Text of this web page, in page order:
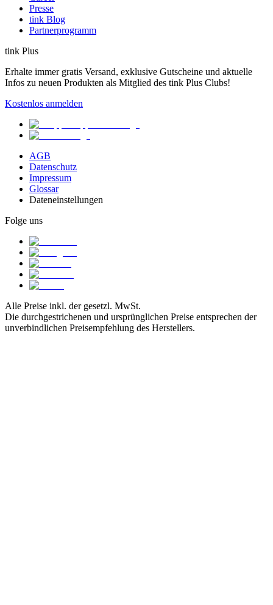
Presse
tink Blog
Partnerprogramm
tink Plus
Erhalte immer gratis Versand, exklusive Gutscheine und aktuelle
Infos zu neuen Produkten als Mitglied des tink Plus Clubs!
Kostenlos anmelden
AGB
Datenschutz
Impressum
Glossar
Dateneinstellungen
Folge uns
Alle Preise inkl. der gesetzl. MwSt.
Die durchgestrichenen und ursprünglichen Preise entsprechen der
unverbindlichen Preisempfehlung des Herstellers.